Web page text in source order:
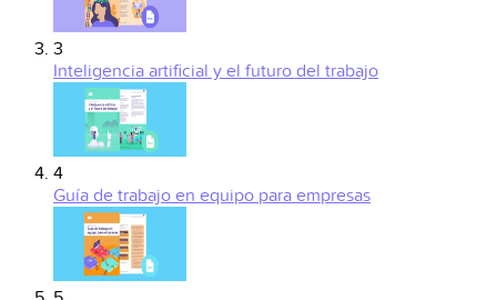
3
Inteligencia artificial y el futuro del trabajo
4
Guía de trabajo en equipo para empresas